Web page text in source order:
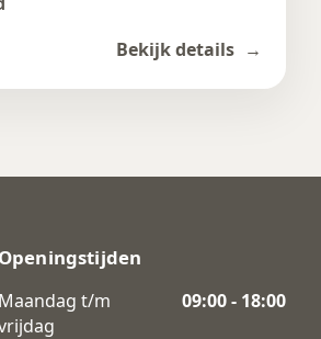
Bekijk details
Openingstijden
Maandag t/m
09:00 - 18:00